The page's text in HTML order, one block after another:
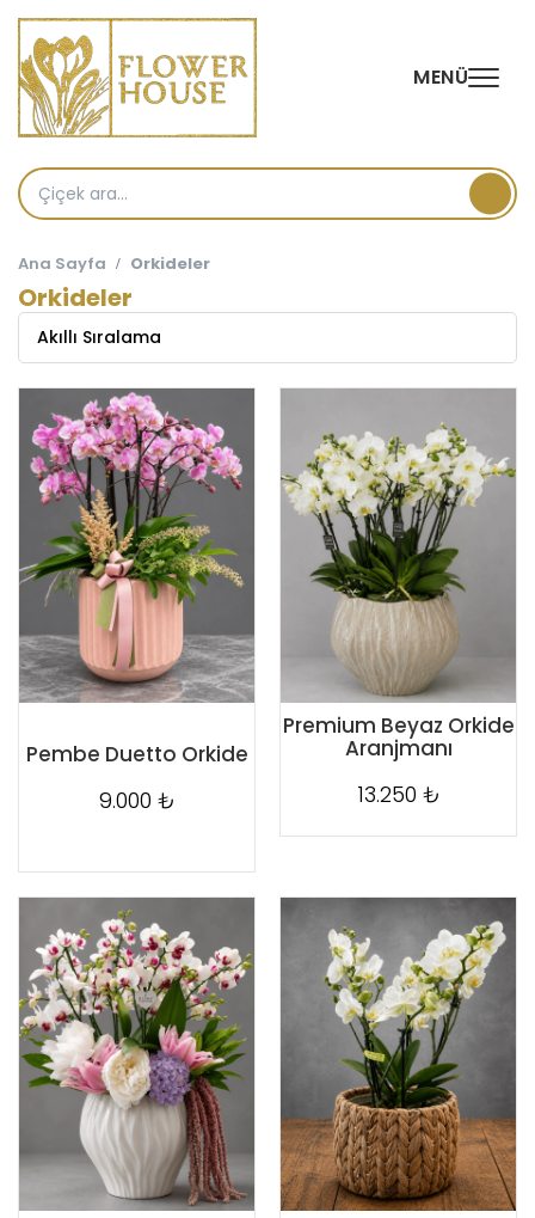
MENÜ
Ana Sayfa Orkideler
Orkideler
Akıllı Sıralama
Pembe Duetto Orkide
9.000 ₺
Premium Beyaz Orkide
Aranjmanı
13.250 ₺